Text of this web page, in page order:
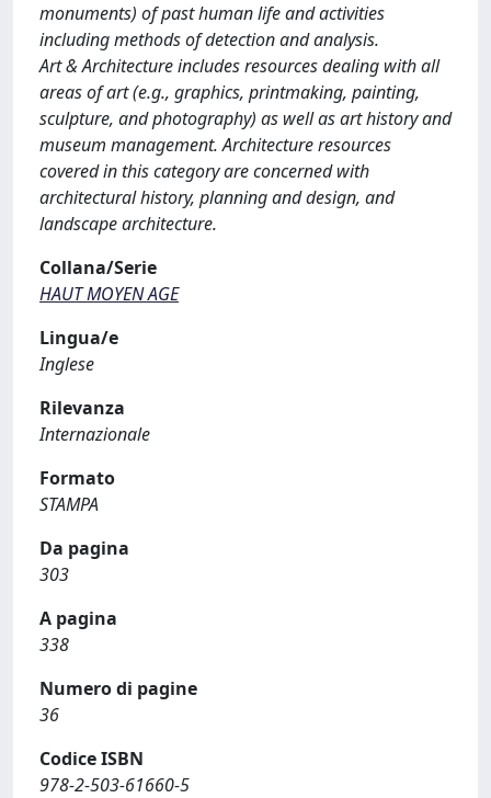
monuments) of past human life and activities
including methods of detection and analysis.
Art & Architecture includes resources dealing with all
areas of art (e.g., graphics, printmaking, painting,
sculpture, and photography) as well as art history and
museum management. Architecture resources
covered in this category are concerned with
architectural history, planning and design, and
landscape architecture.
Collana/Serie
HAUT MOYEN AGE
Lingua/e
Inglese
Rilevanza
Internazionale
Formato
STAMPA
Da pagina
303
A pagina
338
Numero di pagine
36
Codice ISBN
978-2-503-61660-5